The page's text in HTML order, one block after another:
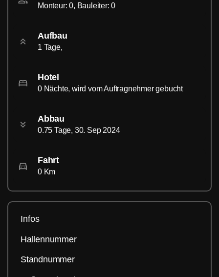
Monteur: 0, Bauleiter: 0
Aufbau
1 Tage,
Hotel
0 Nächte, wird vom Auftragnehmer gebucht
Abbau
0.75 Tage, 30. Sep 2024
Fahrt
0 Km
Infos
Hallennummer
Standnummer